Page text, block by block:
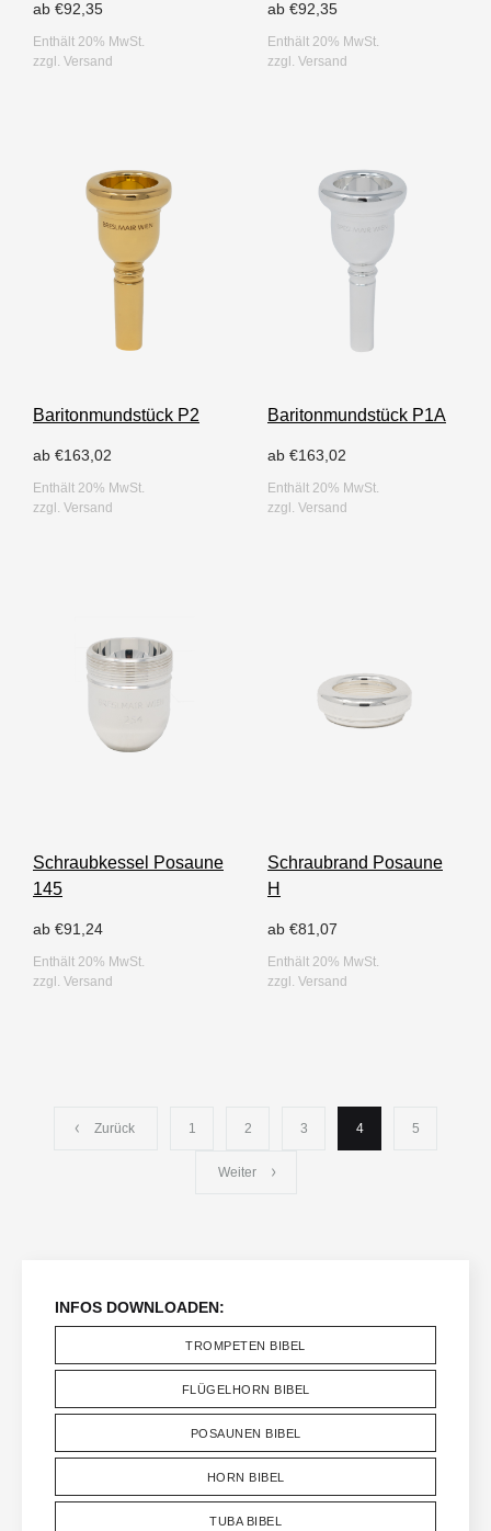
ab €92,35
Enthält 20% MwSt.
zzgl. Versand
ab €92,35
Enthält 20% MwSt.
zzgl. Versand
Baritonmundstück P2
ab €163,02
Enthält 20% MwSt.
zzgl. Versand
Baritonmundstück P1A
ab €163,02
Enthält 20% MwSt.
zzgl. Versand
Schraubkessel Posaune
145
ab €91,24
Enthält 20% MwSt.
zzgl. Versand
Schraubrand Posaune
H
ab €81,07
Enthält 20% MwSt.
zzgl. Versand
Zurück 1 2 3 4 5
Weiter
INFOS DOWNLOADEN:
TROMPETEN BIBEL
FLÜGELHORN BIBEL
POSAUNEN BIBEL
HORN BIBEL
TUBA BIBEL